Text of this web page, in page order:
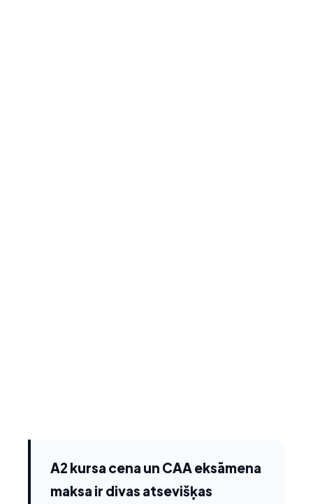
A2 kursa cena un CAA eksāmena
maksa ir divas atsevišķas